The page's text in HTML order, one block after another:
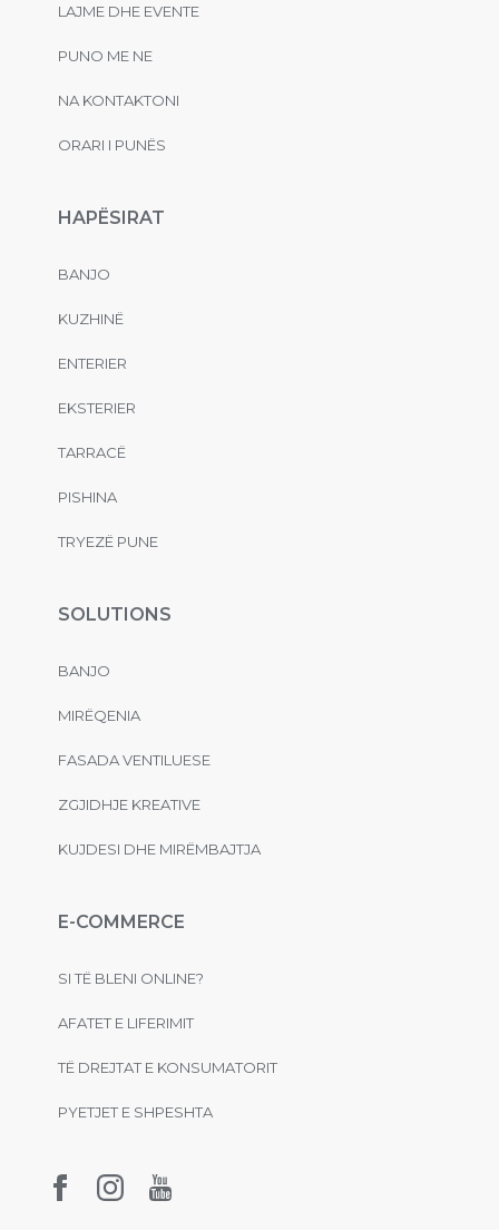
LAJME DHE EVENTE
PUNO ME NE
NA KONTAKTONI
ORARI I PUNËS
HAPËSIRAT
BANJO
KUZHINË
ENTERIER
EKSTERIER
TARRACË
PISHINA
TRYEZË PUNE
SOLUTIONS
BANJO
MIRËQENIA
FASADA VENTILUESE
ZGJIDHJE KREATIVE
KUJDESI DHE MIRËMBAJTJA
E-COMMERCE
SI TË BLENI ONLINE?
AFATET E LIFERIMIT
TË DREJTAT E KONSUMATORIT
PYETJET E SHPESHTA